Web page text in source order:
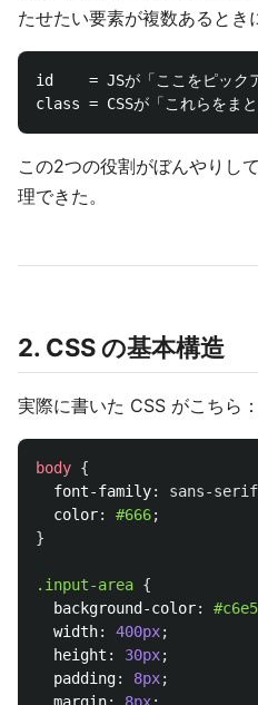
たせたい要素が複数あるとき
id    = JSが「ここをピック
この2つの役割がぼんやりし
理できた。
2. CSS の基本構造
実際に書いた CSS がこちら：
body {
font-family: sans-serif
color: #666;
}
.input-area {
background-color:
width: 400px;
height : 30px;
padding: 8px;